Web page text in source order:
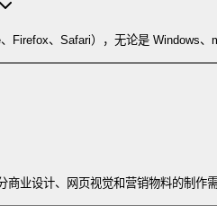
、Safari），无论是 Windows、
业设计、网页视觉和营销物料的制作需